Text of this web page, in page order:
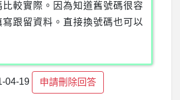
較實際。因為知道舊號碼很容
跟留資料。直接換號碼也可以
04-19 申請刪除回答